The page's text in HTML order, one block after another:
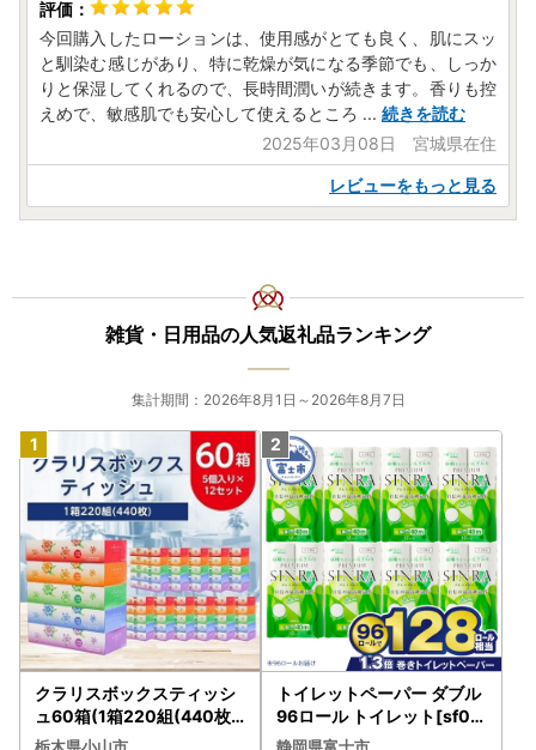
今回購入したローションは、使用感がとても良く、肌にスッ
と馴染む感じがあり、特に乾燥が気になる季節でも、しっか
りと保湿してくれるので、長時間潤いが続きます。香りも控
えめで、敏感肌でも安心して使えるところ ... 続きを読む
2025年03月08日 宮城県在住
レビューをもっと見る
雑貨・日用品の人気返礼品ランキング
集計期間：2026年8月1日～2026年8月7日
クラリスボックスティッシ
ュ60箱(1箱220組(440枚))
(5個入り×12セット)【配送
栃木県小山市
トイレットペーパー ダブル
96ロール トイレット[sf00
1-012]
静岡県富士市